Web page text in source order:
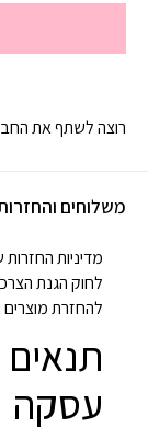
משלוחים
להחזרת מוצרים
תנאים
עסקה
רוצה לשתף את